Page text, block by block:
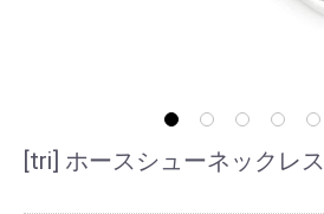
[tri] ホースシューネックレス